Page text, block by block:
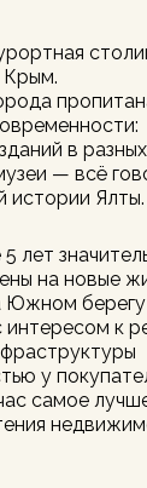
лет
на новые
Южном
интересом к
у
самое
Крым.
в разных
— всё
истории Ялты.